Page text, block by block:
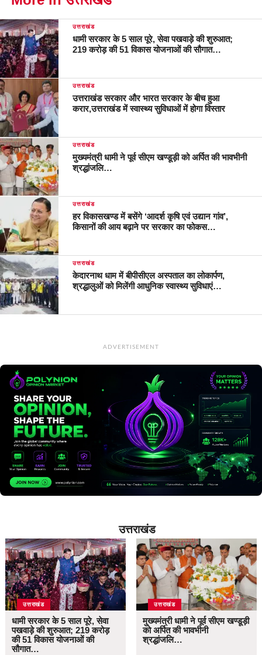
उत्तराखंड
धामी सरकार के 5 साल पूरे, सेवा पखवाड़े की शुरुआत;
219 करोड़ की 51 विकास योजनाओं की सौगात…
उत्तराखंड
उत्तराखंड सरकार और भारत सरकार के बीच हुआ
करार,उत्तराखंड में स्वास्थ्य सुविधाओं में होगा विस्तार
उत्तराखंड
मुख्यमंत्री धामी ने पूर्व सीएम खण्डूड़ी को अर्पित की भावभीनी
श्रद्धांजलि…
उत्तराखंड
हर विकासखण्ड में बसेंगे ‘आदर्श कृषि एवं उद्यान गांव’,
किसानों की आय बढ़ाने पर सरकार का फोकस…
उत्तराखंड
केदारनाथ धाम में बीपीसीएल अस्पताल का लोकार्पण,
श्रद्धालुओं को मिलेंगी आधुनिक स्वास्थ्य सुविधाएं…
ADVERTISEMENT
उत्तराखंड
उत्तराखंड
धामी सरकार के 5 साल पूरे, सेवा
पखवाड़े की शुरुआत; 219 करोड़
की 51 विकास योजनाओं की
सौगात…
उत्तराखंड
मुख्यमंत्री धामी ने पूर्व सीएम खण्डूड़ी
को अर्पित की भावभीनी
श्रद्धांजलि…